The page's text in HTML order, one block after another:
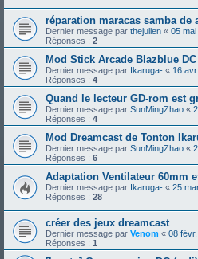
réparation maracas samba de
Dernier message par thejulien « 05
Réponses : 2
Mod Stick Arcade Blazblue
Dernier message par Ikaruga- « 16
Réponses : 4
Quand le lecteur GD-rom est
Dernier message par SunMingZhao «
Réponses : 4
Mod Dreamcast de Tonton
Dernier message par SunMingZhao «
Réponses : 6
Adaptation Ventilateur 60mm
Dernier message par Ikaruga- « 25
Réponses : 28
créer des jeux dreamcast
Dernier message par Venom « 08
Réponses : 1